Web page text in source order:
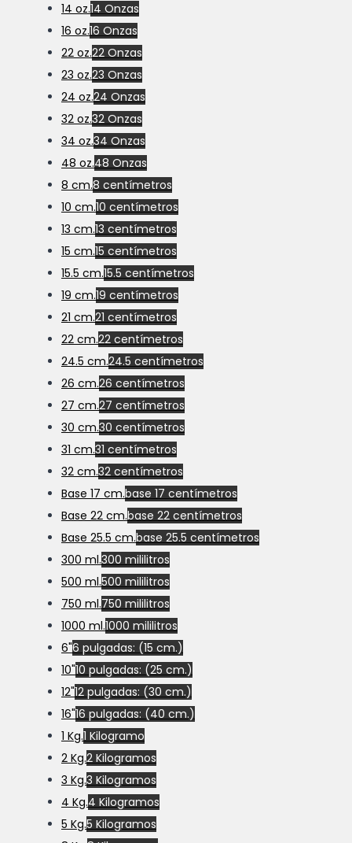
14 oz.14 Onzas
16 oz.16 Onzas
22 oz.22 Onzas
23 oz.23 Onzas
24 oz.24 Onzas
32 oz.32 Onzas
34 oz.34 Onzas
48 oz.48 Onzas
8 cm.8 centímetros
10 cm.10 centímetros
13 cm.13 centímetros
15 cm.15 centímetros
15.5 cm.15.5 centímetros
19 cm.19 centímetros
21 cm.21 centímetros
22 cm.22 centímetros
24.5 cm.24.5 centímetros
26 cm.26 centímetros
27 cm.27 centímetros
30 cm.30 centímetros
31 cm.31 centímetros
32 cm.32 centímetros
Base 17 cm.base 17 centímetros
Base 22 cm.base 22 centímetros
Base 25.5 cm.base 25.5 centímetros
300 ml.300 mililitros
500 ml.500 mililitros
750 ml.750 mililitros
1000 ml.1000 mililitros
6"6 pulgadas: (15 cm.)
10"10 pulgadas: (25 cm.)
12"12 pulgadas: (30 cm.)
16"16 pulgadas: (40 cm.)
1 Kg.1 Kilogramo
2 Kg.2 Kilogramos
3 Kg.3 Kilogramos
4 Kg.4 Kilogramos
5 Kg.5 Kilogramos